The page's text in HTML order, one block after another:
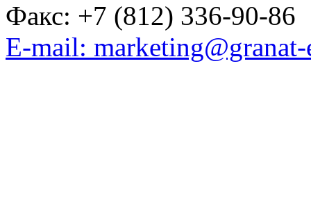
Факс: +7 (812) 336-90-86
E-mail: